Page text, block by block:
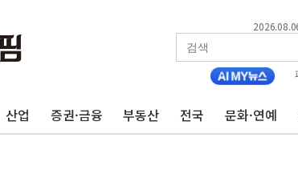
산업 증권·금융 부동산 전국 문화·연예
약세 장기화 시 주택수요 위축 우려"
현 지분 100억 가압류 결정…4자 연합 균열 조짐
스타일링 페어'…리빙 최대 50% 할인
린이집·유치원 비상! 수족구병이 다시 유행합니다.